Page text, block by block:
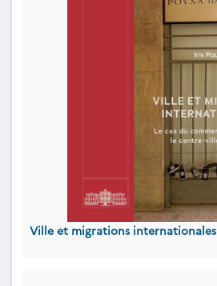
Ville et migrations internationales